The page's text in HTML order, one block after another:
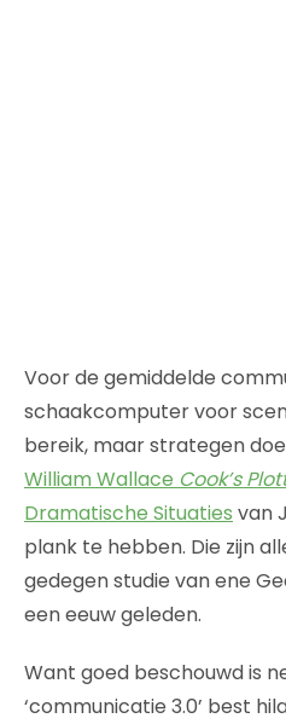
Voor de gemiddelde
schaakcomputer voor
bereik, maar strategen
William Wallace Cook’s
Dramatische Situaties van
plank te hebben. Die zijn
gedegen studie van ene
een eeuw geleden.
Want goed beschouwd is
‘communicatie 3.0’ best